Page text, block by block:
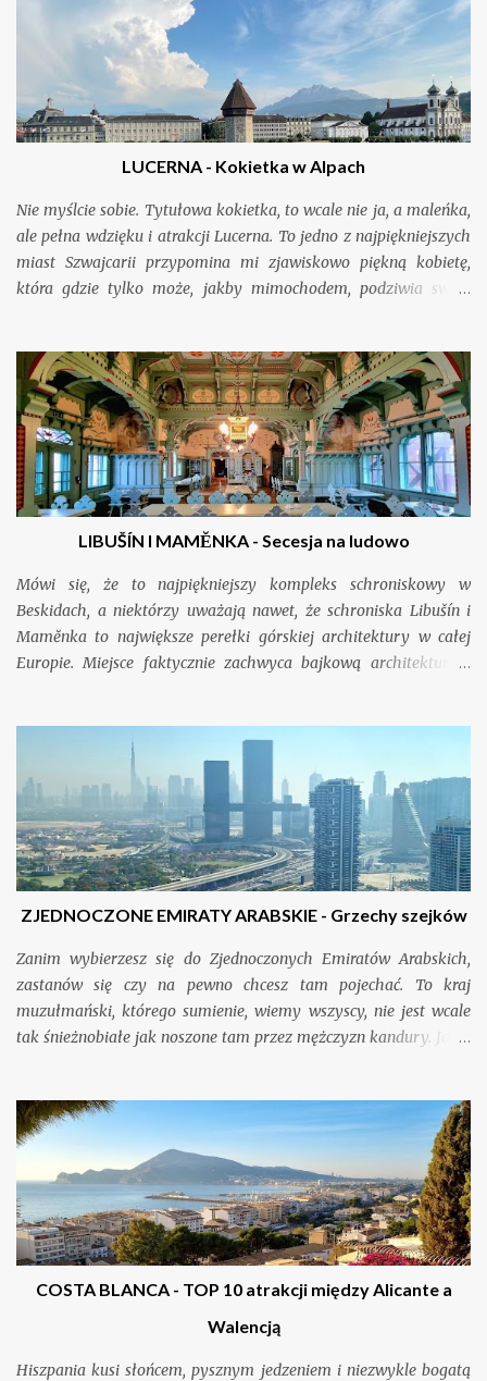
LUCERNA - Kokietka w Alpach
Nie myślcie sobie. Tytułowa kokietka, to wcale nie ja, a maleńka,
ale pełna wdzięku i atrakcji Lucerna. To jedno z najpiękniejszych
miast Szwajcarii przypomina mi zjawiskowo piękną kobietę,
która gdzie tylko może, jakby mimochodem, podziwia swoje
to jej największa ozdoba.
LIBUŠÍN I MAMĔNKA - Secesja na ludowo
Mówi się, że to najpiękniejszy kompleks schroniskowy w
Beskidach, a niektórzy uważają nawet, że schroniska Libušín i
Mamĕnka to największe perełki górskiej architektury w całej
Europie. Miejsce faktycznie zachwyca bajkową architekturą i
ZJEDNOCZONE EMIRATY ARABSKIE - Grzechy szejków
Zanim wybierzesz się do Zjednoczonych Emiratów Arabskich,
zastanów się czy na pewno chcesz tam pojechać. To kraj
muzułmański, którego sumienie, wiemy wszyscy, nie jest wcale
tak śnieżnobiałe jak noszone tam przez mężczyzn kandury. Jakie
Czy pieniądz zawsze czyni z człowieka potwora? I czy na pewno
chcesz spojrzeć mu w oczy?
COSTA BLANCA - TOP 10 atrakcji między Alicante a
Walencją
Hiszpania kusi słońcem, pysznym jedzeniem i niezwykle bogatą